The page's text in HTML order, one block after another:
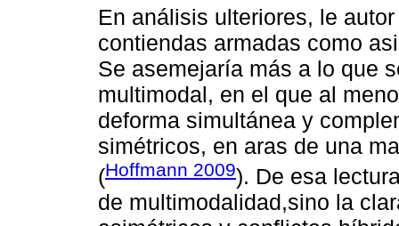
En análisis ulteriores, le
contiendas armadas como
Se asemejaría más a lo que
multimodal, en el que al
deforma simultánea y
simétricos, en aras de una
(Hoffmann 2009). De esa
de multimodalidad,sino la